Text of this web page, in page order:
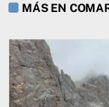
MÁS EN